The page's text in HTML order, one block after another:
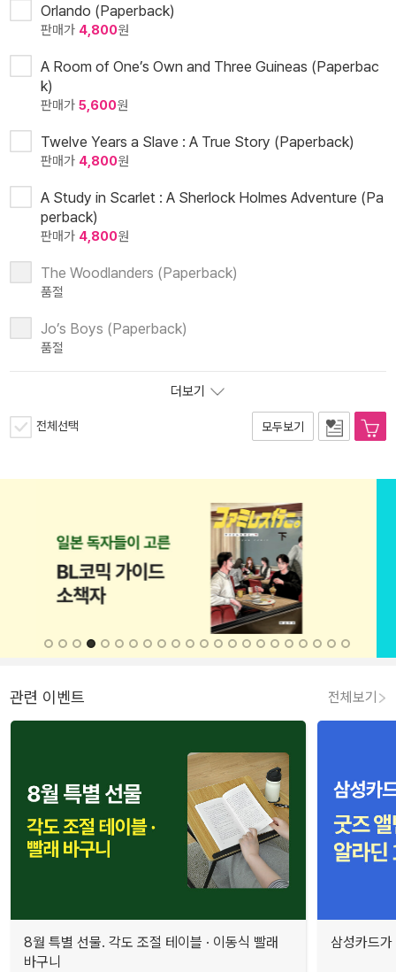
Orlando (Paperback)
판매가 4,800원
A Room of One’s Own and Three Guineas (Paperbac
k)
판매가 5,600원
Twelve Years a Slave : A True Story (Paperback)
판매가 4,800원
A Study in Scarlet : A Sherlock Holmes Adventure (Pa
perback)
판매가 4,800원
The Woodlanders (Paperback)
품절
Jo’s Boys (Paperback)
품절
더보기
전체선택 모두보기
관련 이벤트 전체보기
8월 특별 선물. 각도 조절 테이블 · 이동식 빨래
바구니
삼성카드